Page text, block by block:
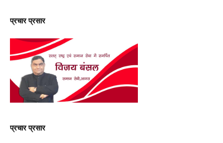
प्रचार प्रसार
प्रचार प्रसार